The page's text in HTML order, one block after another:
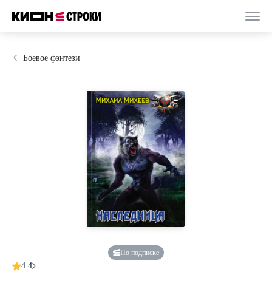
Боевое фэнтези
По подписке
4.4